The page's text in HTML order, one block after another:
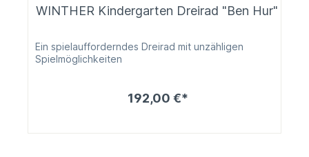
WINTHER Kindergarten Dreirad "Ben Hur"
Ein spielaufforderndes Dreirad mit unzähligen
Spielmöglichkeiten
192,00 €*